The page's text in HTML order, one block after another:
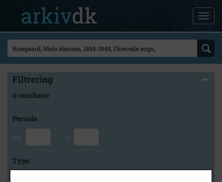
Filtrering
0 resultater
Periode
Fra Til
Type